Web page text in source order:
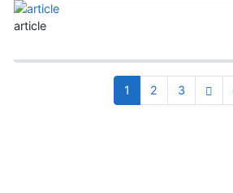
article
1 2 3